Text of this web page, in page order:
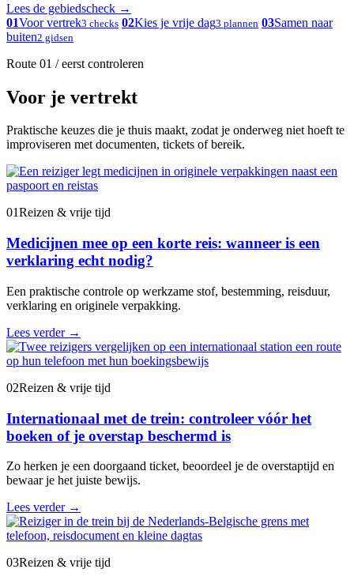
Lees de gebiedscheck →
01Voor vertrek3 checks 02Kies je vrije dag3 plannen 03Samen naar
buiten2 gidsen
Route 01 / eerst controleren
Voor je vertrekt
Praktische keuzes die je thuis maakt, zodat je onderweg niet hoeft te
improviseren met documenten, tickets of bereik.
01Reizen & vrije tijd
Medicijnen mee op een korte reis: wanneer is een
verklaring echt nodig?
Een praktische controle op werkzame stof, bestemming, reisduur,
verklaring en originele verpakking.
Lees verder →
02Reizen & vrije tijd
Internationaal met de trein: controleer vóór het
boeken of je overstap beschermd is
Zo herken je een doorgaand ticket, beoordeel je de overstaptijd en
bewaar je het juiste bewijs.
Lees verder →
03Reizen & vrije tijd